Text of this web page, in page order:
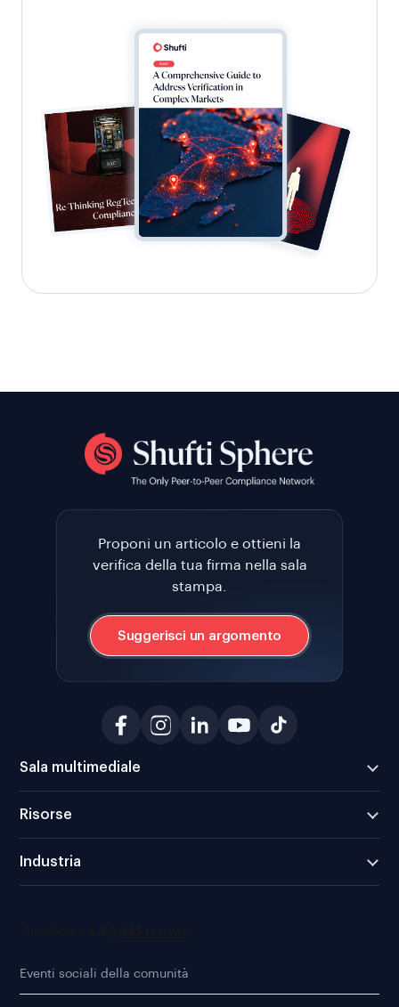
Proponi un articolo e ottieni la
verifica della tua firma nella sala
stampa.
Suggerisci un argomento
Sala multimediale
Risorse
Industria
Eventi sociali della comunità